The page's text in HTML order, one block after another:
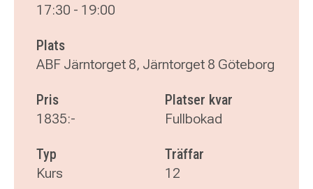
17:30 - 19:00
Plats
ABF Järntorget 8, Järntorget 8 Göteborg
Pris
1835:-
Platser kvar
Fullbokad
Typ
Kurs
Träffar
12